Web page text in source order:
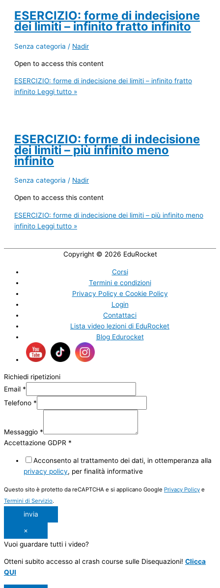
ESERCIZIO: forme di indecisione
dei limiti – infinito fratto infinito
Senza categoria / Nadir
Open to access this content
ESERCIZIO: forme di indecisione dei limiti – infinito fratto
infinito Leggi tutto »
ESERCIZIO: forme di indecisione
dei limiti – più infinito meno
infinito
Senza categoria / Nadir
Open to access this content
ESERCIZIO: forme di indecisione dei limiti – più infinito meno
infinito Leggi tutto »
Copyright © 2026 EduRocket
Corsi
Termini e condizioni
Privacy Policy e Cookie Policy
Login
Contattaci
Lista video lezioni di EduRocket
Blog Edurocket
Richiedi ripetizioni
Email *
Telefono *
Messaggio *
Accettazione GDPR *
Acconsento al trattamento dei dati, in ottemperanza alla
privacy policy, per finalità informative
Questo sito è protetto da reCAPTCHA e si applicano Google Privacy Policy e
Termini di Servizio.
invia
×
Vuoi guardare tutti i video?
Otteni subito accesso al crash course sulle Disequazioni! Clicca
QUI